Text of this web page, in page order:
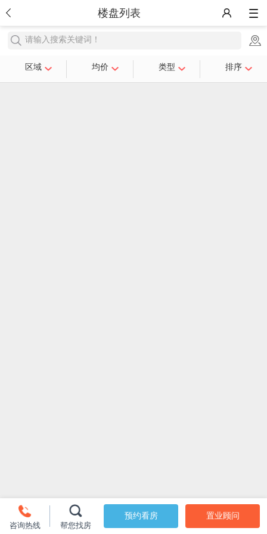
楼盘列表
请输入搜索关键词！
区域 均价 类型 排序
咨询热线 帮您找房
预约看房 置业顾问